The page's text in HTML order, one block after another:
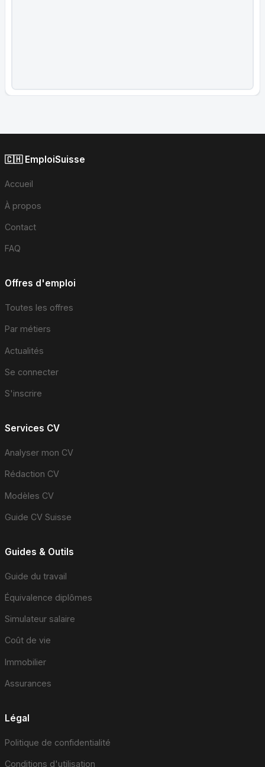
🇨🇭 EmploiSuisse
Accueil
À propos
Contact
FAQ
Offres d'emploi
Toutes les offres
Par métiers
Actualités
Se connecter
S'inscrire
Services CV
Analyser mon CV
Rédaction CV
Modèles CV
Guide CV Suisse
Guides & Outils
Guide du travail
Équivalence diplômes
Simulateur salaire
Coût de vie
Immobilier
Assurances
Légal
Politique de confidentialité
Conditions d'utilisation